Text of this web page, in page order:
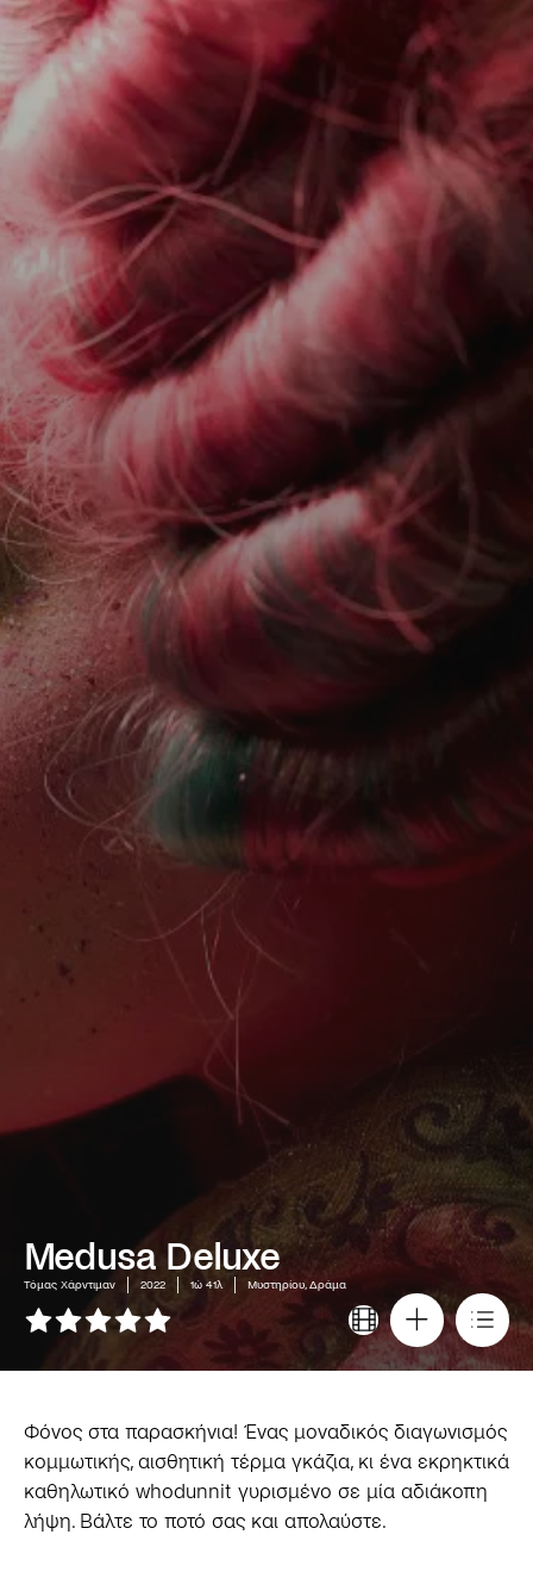
Medusa Deluxe
Τόμας Χάρντιμαν 2022 1ώ 41λ Μυστηρίου, Δράμα
Φόνος στα παρασκήνια! Ένας μοναδικός διαγωνισμός
κομμωτικής, αισθητική τέρμα γκάζια, κι ένα εκρηκτικά
καθηλωτικό whodunnit γυρισμένο σε μία αδιάκοπη
λήψη. Βάλτε το ποτό σας και απολαύστε.